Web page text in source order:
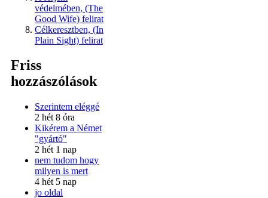
védelmében, (The
Good Wife) felirat
Célkeresztben, (In
Plain Sight) felirat
Friss
hozzászólások
Szerintem eléggé
2 hét 8 óra
Kikérem a Német
"gyártó"
2 hét 1 nap
nem tudom hogy
milyen is mert
4 hét 5 nap
jo oldal